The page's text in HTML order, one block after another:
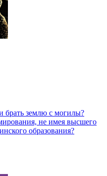
брать землю с могилы?
не имея высшего
образования?